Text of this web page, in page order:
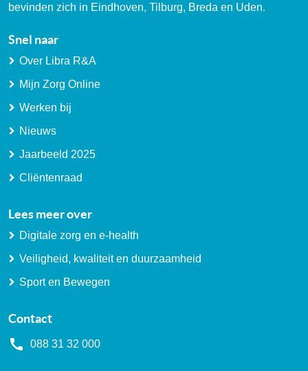
bevinden zich in Eindhoven, Tilburg, Breda en Uden.
Snel naar
Over Libra R&A
Mijn Zorg Online
Werken bij
Nieuws
Jaarbeeld 2025
Cliëntenraad
Lees meer over
Digitale zorg en e-health
Veiligheid, kwaliteit en duurzaamheid
Sport en Bewegen
Contact
088 31 32 000